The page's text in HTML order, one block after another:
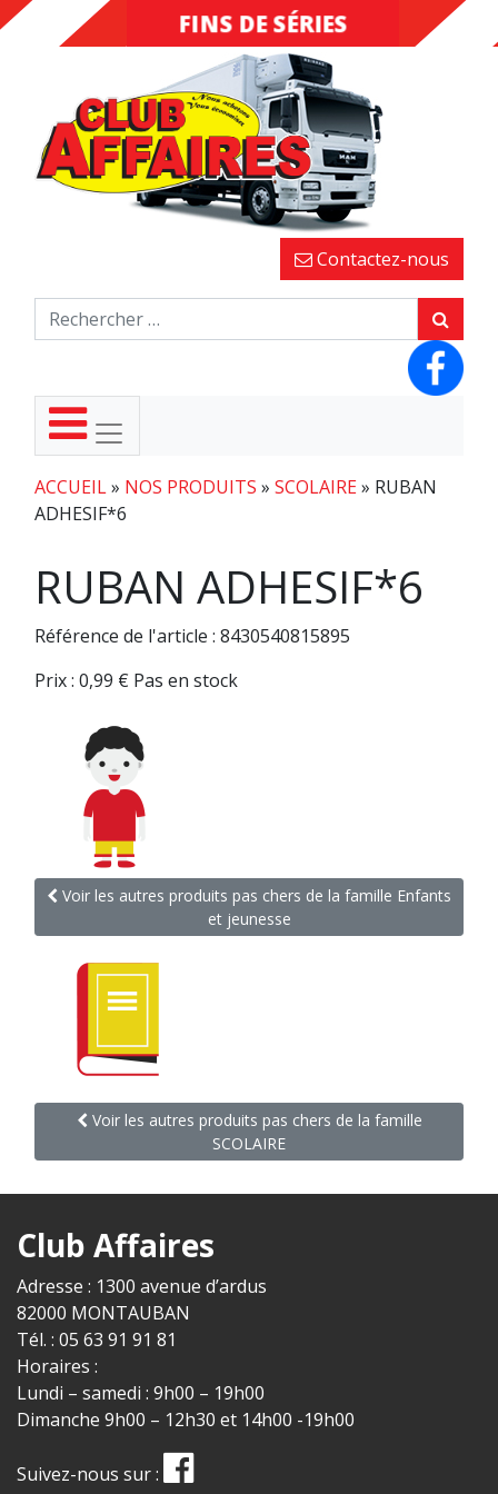
DESTOCKAGE
FINS DE SÉRIES
Contactez-nous
ACCUEIL» NOS PRODUITS » SCOLAIRE» RUBAN
ADHESIF*6
RUBAN ADHESIF*6
Référence de l'article : 8430540815895
Prix : 0,99 € Pas en stock
Voir les autres produits pas chers de la famille Enfants
et jeunesse
Voir les autres produits pas chers de la famille
SCOLAIRE
Club Affaires
Adresse : 1300 avenue d’ardus
82000 MONTAUBAN
Tél. : 05 63 91 91 81
Horaires :
Lundi – samedi : 9h00 – 19h00
Dimanche 9h00 – 12h30 et 14h00 -19h00
Suivez-nous sur :